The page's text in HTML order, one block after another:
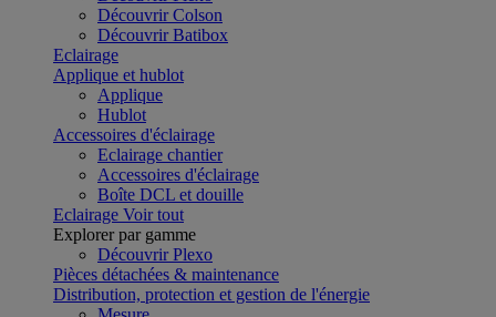
Découvrir Colson
Découvrir Batibox
Eclairage
Applique et hublot
Applique
Hublot
Accessoires d'éclairage
Eclairage chantier
Accessoires d'éclairage
Boîte DCL et douille
Eclairage Voir tout
Explorer par gamme
Découvrir Plexo
Pièces détachées & maintenance
Distribution, protection et gestion de l'énergie